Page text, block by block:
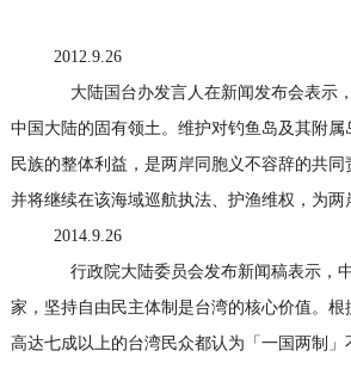
2012.9.26
大陆国台办发言人在新闻发布会表示
中国大陆的固有领土。维护对钓鱼岛及其附
民族的整体利益，是两岸同胞义不容辞的共
并将继续在该海域巡航执法、护渔维权，为两
2014.9.26
行政院大陆委员会发布新闻稿表示，
家，坚持自由民主体制是台湾的核心价值。
高达七成以上的台湾民众都认为「一国两制